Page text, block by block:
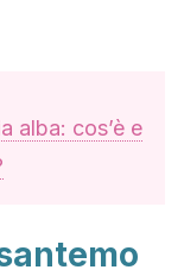
alba: cos’è e